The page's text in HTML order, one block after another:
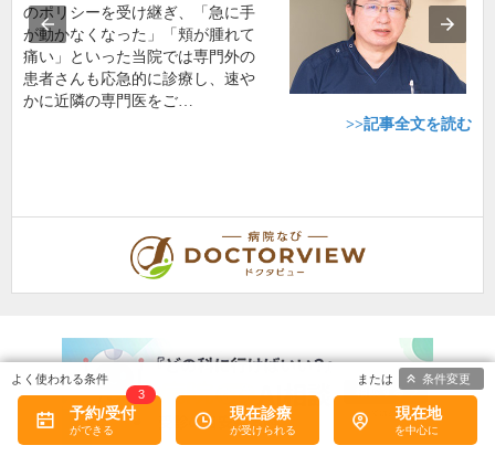
のポリシーを受け継ぎ、「急に手
が動かなくなった」「頬が腫れて
痛い」といった当院では専門外の
患者さんも応急的に診療し、速や
かに近隣の専門医をご…
>>記事全文を読む
予約/受付
3
現在診療 現在地
条件変更